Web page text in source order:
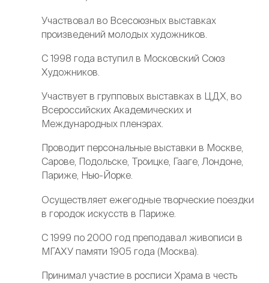
Участвовал во Всесоюзных выставках
произведений молодых художников.
С 1998 года вступил в Московский Союз
Художников.
Участвует в групповых выставках в ЦДХ, во
Всероссийских Академических и
Международных пленэрах.
Проводит персональные выставки в Москве,
Сарове, Подольске, Троицке, Гааге, Лондоне,
Париже, Нью-Йорке.
Осуществляет ежегодные творческие поездки
в городок искусств в Париже.
С 1999 по 2000 год преподавал живописи в
МГАХУ памяти 1905 года (Москва).
Принимал участие в росписи Храма в честь